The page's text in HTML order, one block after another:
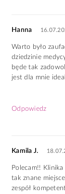
Hanna
Warto było
dziedzinie
będe tak
jest dla mnie
Odpowiedz
Kamila J.
Polecam!!
tak znane
zespół